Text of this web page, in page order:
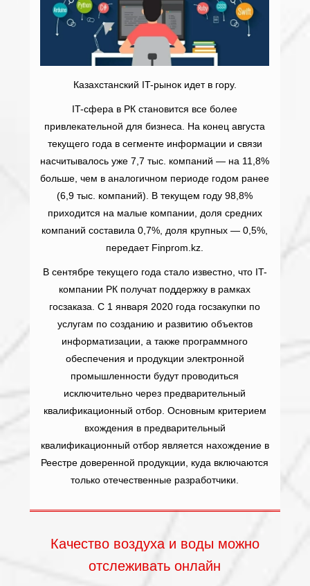
Казахстанский IT-рынок идет в гору.
IT-сфера в РК становится все более
привлекательной для бизнеса. На конец августа
текущего года в сегменте информации и связи
насчитывалось уже 7,7 тыс. компаний — на 11,8%
больше, чем в аналогичном периоде годом ранее
(6,9 тыс. компаний). В текущем году 98,8%
приходится на малые компании, доля средних
компаний составила 0,7%, доля крупных — 0,5%,
передает Finprom.kz.
В сентябре текущего года стало известно, что IT-
компании РК получат поддержку в рамках
госзаказа. С 1 января 2020 года госзакупки по
услугам по созданию и развитию объектов
информатизации, а также программного
обеспечения и продукции электронной
промышленности будут проводиться
исключительно через предварительный
квалификационный отбор. Основным критерием
вхождения в предварительный
квалификационный отбор является нахождение в
Реестре доверенной продукции, куда включаются
только отечественные разработчики.
Качество воздуха и воды можно
отслеживать онлайн